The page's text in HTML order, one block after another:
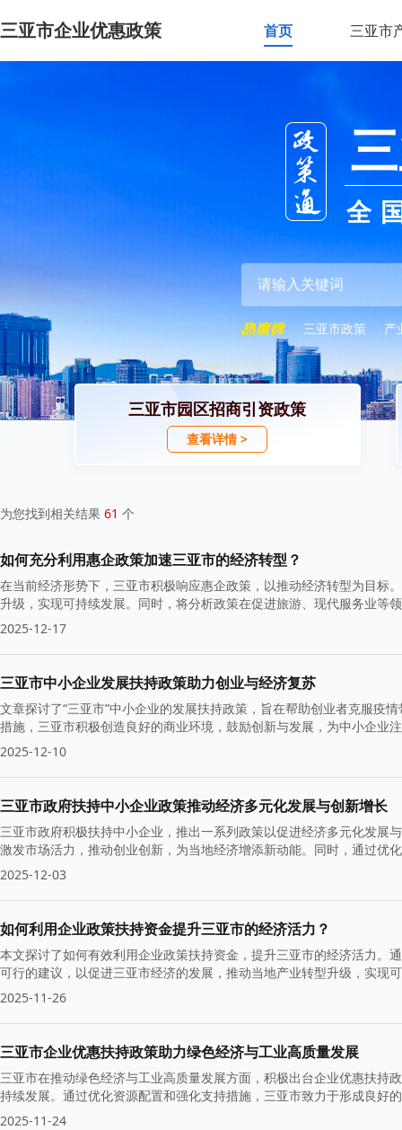
三亚市企业优惠政策 首页 三亚市
全
三亚市政策 产
三亚市园区招商引资政策
查看详情 >
为您找到相关结果 61 个
如何充分利用惠企政策加速三亚市的经济转型？
在当前经济形势下，三亚市积极响应惠企政策，以推动经济转型为目标
升级，实现可持续发展。同时，将分析政策在促进旅游、现代服务业等
2025-12-17
三亚市中小企业发展扶持政策助力创业与经济复苏
文章探讨了“三亚市”中小企业的发展扶持政策，旨在帮助创业者克服疫
措施，三亚市积极创造良好的商业环境，鼓励创新与发展，为中小企业
2025-12-10
三亚市政府扶持中小企业政策推动经济多元化发展与创新增长
三亚市政府积极扶持中小企业，推出一系列政策以促进经济多元化发展
激发市场活力，推动创业创新，为当地经济增添新动能。同时，通过优
2025-12-03
如何利用企业政策扶持资金提升三亚市的经济活力？
本文探讨了如何有效利用企业政策扶持资金，提升三亚市的经济活力。
可行的建议，以促进三亚市经济的发展，推动当地产业转型升级，实现
基础。
2025-11-26
三亚市企业优惠扶持政策助力绿色经济与工业高质量发展
三亚市在推动绿色经济与工业高质量发展方面，积极出台企业优惠扶持
持续发展。通过优化资源配置和强化支持措施，三亚市致力于形成良好
赢。
2025-11-24